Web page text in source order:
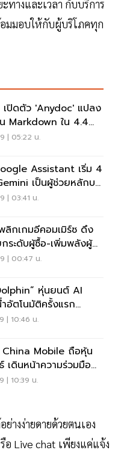
างและเวลา กับบริการ
มมอบให้กับผู้บริโภคทุก
เปิดตัว 'anydoc' แปลง
น Markdown ใน 4.4
| 05:22 น.
Assistant เริ่ม 4
เป็นผู้ช่วยหลักบน
| 03:41 น.
ลิกเกมอีคอมเมิร์ซ ดึง
ระดับผู้ซื้อ-เพิ่มพลังผู้
| 00:47 น.
หุ่นยนต์ AI
อัตโนมัติครั้งแรก
ก็ต
| 10:46 น.
China Mobile ถือหุ้น
เดินหน้าความร่วมมือ
| 10:39 น.
างง่ายดายด้วยตนเอง
Live chat เพียงแค่แจ้ง